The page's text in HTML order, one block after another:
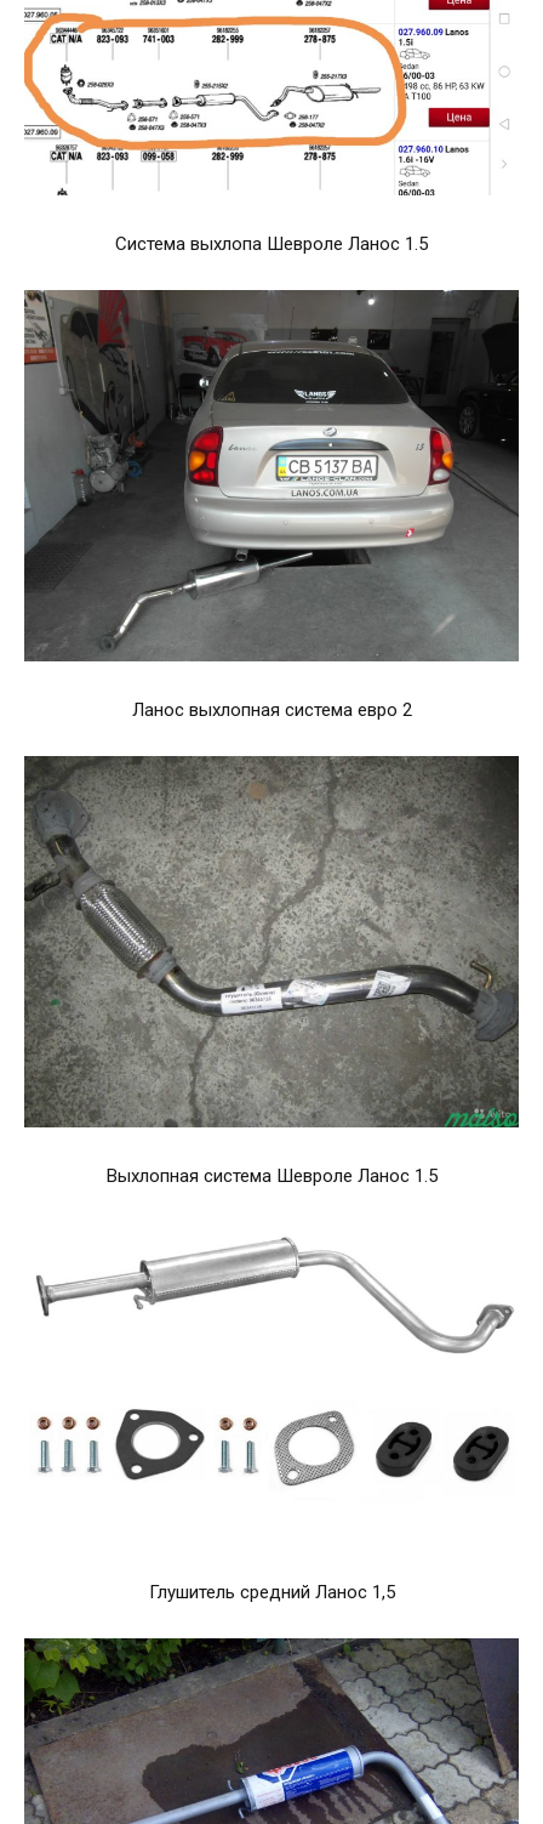
Система выхлопа Шевроле Ланос 1.5
Ланос выхлопная система евро 2
Выхлопная система Шевроле Ланос 1.5
Глушитель средний Ланос 1,5